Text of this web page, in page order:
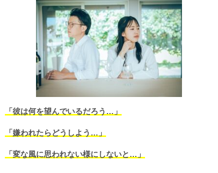
「彼は何を望んでいるだろう…」
「嫌われたらどうしよう…」
「変な風に思われない様にしないと…」